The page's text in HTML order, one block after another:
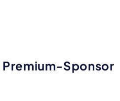
Premium-Sponsor